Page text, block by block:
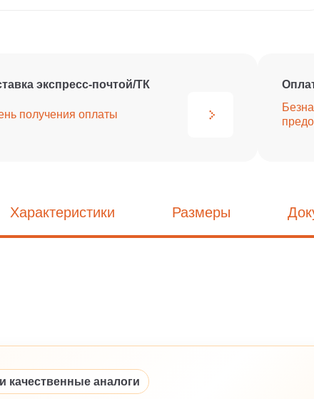
экспресс-почтой/ТК
получения оплаты
Характеристики Размеры
аналоги